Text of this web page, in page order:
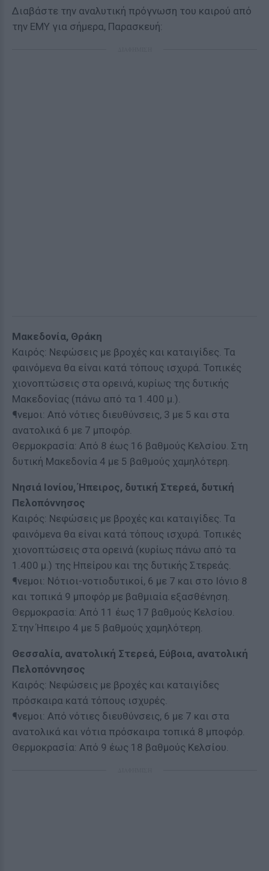
Διαβάστε την αναλυτική πρόγνωση του καιρού από
την ΕΜΥ για σήμερα, Παρασκευή:
Μακεδονία, Θράκη
Καιρός: Νεφώσεις με βροχές και καταιγίδες. Τα
φαινόμενα θα είναι κατά τόπους ισχυρά. Τοπικές
χιονοπτώσεις στα ορεινά, κυρίως της δυτικής
Μακεδονίας (πάνω από τα 1.400 μ.).
¶νεμοι: Από νότιες διευθύνσεις, 3 με 5 και στα
ανατολικά 6 με 7 μποφόρ.
Θερμοκρασία: Από 8 έως 16 βαθμούς Κελσίου. Στη
δυτική Μακεδονία 4 με 5 βαθμούς χαμηλότερη.
Νησιά Ιονίου, Ήπειρος, δυτική Στερεά, δυτική
Πελοπόννησος
Καιρός: Νεφώσεις με βροχές και καταιγίδες. Τα
φαινόμενα θα είναι κατά τόπους ισχυρά. Τοπικές
χιονοπτώσεις στα ορεινά (κυρίως πάνω από τα
1.400 μ.) της Ηπείρου και της δυτικής Στερεάς.
¶νεμοι: Νότιοι-νοτιοδυτικοί, 6 με 7 και στο Ιόνιο 8
και τοπικά 9 μποφόρ με βαθμιαία εξασθένηση.
Θερμοκρασία: Από 11 έως 17 βαθμούς Κελσίου.
Στην Ήπειρο 4 με 5 βαθμούς χαμηλότερη.
Θεσσαλία, ανατολική Στερεά, Εύβοια, ανατολική
Πελοπόννησος
Καιρός: Νεφώσεις με βροχές και καταιγίδες
πρόσκαιρα κατά τόπους ισχυρές.
¶νεμοι: Από νότιες διευθύνσεις, 6 με 7 και στα
ανατολικά και νότια πρόσκαιρα τοπικά 8 μποφόρ.
Θερμοκρασία: Από 9 έως 18 βαθμούς Κελσίου.